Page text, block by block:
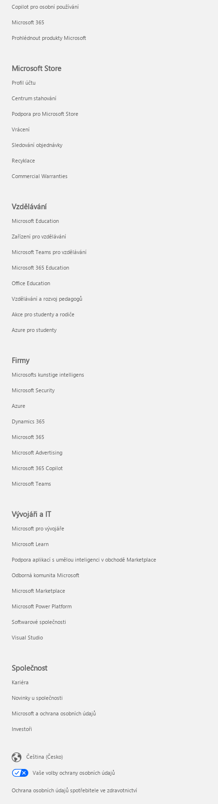
Copilot pro osobní používání
Microsoft 365
Prohlédnout produkty Microsoft
Microsoft Store
Profil účtu
Centrum stahování
Podpora pro Microsoft Store
Vrácení
Sledování objednávky
Recyklace
Commercial Warranties
Vzdělávání
Microsoft Education
Zařízení pro vzdělávání
Microsoft Teams pro vzdělávání
Microsoft 365 Education
Office Education
Vzdělávání a rozvoj pedagogů
Akce pro studenty a rodiče
Azure pro studenty
Firmy
Microsofts kunstige intelligens
Microsoft Security
Azure
Dynamics 365
Microsoft 365
Microsoft Advertising
Microsoft 365 Copilot
Microsoft Teams
Vývojáři a IT
Microsoft pro vývojáře
Microsoft Learn
Podpora aplikací s umělou inteligenci v obchodě Marketplace
Odborná komunita Microsoft
Microsoft Marketplace
Microsoft Power Platform
Softwarové společnosti
Visual Studio
Společnost
Kariéra
Novinky u společnosti
Microsoft a ochrana osobních údajů
Investoři
Čeština (Česko)
Vaše volby ochrany osobních údajů
Ochrana osobních údajů spotřebitele ve zdravotnictví